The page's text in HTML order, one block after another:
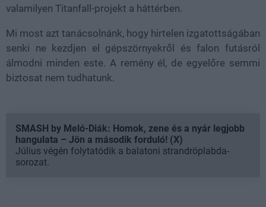
valamilyen Titanfall-projekt a háttérben.
Mi most azt tanácsolnánk, hogy hirtelen izgatottságában
senki ne kezdjen el gépszörnyekről és falon futásról
álmodni minden este. A remény él, de egyelőre semmi
biztosat nem tudhatunk.
SMASH by Meló-Diák: Homok, zene és a nyár legjobb
hangulata – Jön a második forduló! (X)
Július végén folytatódik a balatoni strandröplabda-
sorozat.